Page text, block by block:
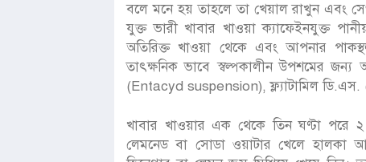
বলে মনে হয় তাহলে তা খেয়াল রাখুন এবং
যুক্ত ভারী খাবার খাওয়া ক্যাফেইনযুক্ত
অতিরিক্ত খাওয়া থেকে এবং আপনার
তাৎক্ষনিক ভাবে স্বল্পকালীন উপশমের জন্য
(Entacyd suspension), ফ্ল্যাটামিল
খাবার খাওয়ার এক থেকে তিন ঘণ্টা পরে
লেমনেড বা সোডা ওয়াটার খেলে হালকা